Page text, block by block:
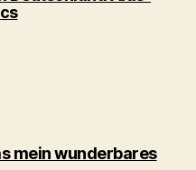
sagt:
mein wunderbares